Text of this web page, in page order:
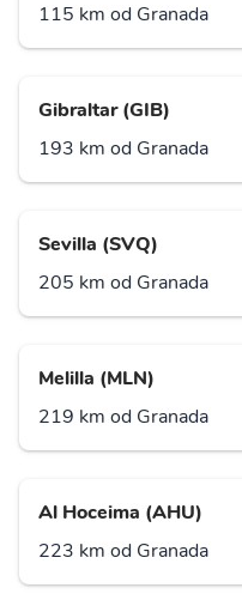
115 km od Granada
Gibraltar (GIB)
193 km od Granada
Sevilla (SVQ)
205 km od Granada
Melilla (MLN)
219 km od Granada
Al Hoceima (AHU)
223 km od Granada